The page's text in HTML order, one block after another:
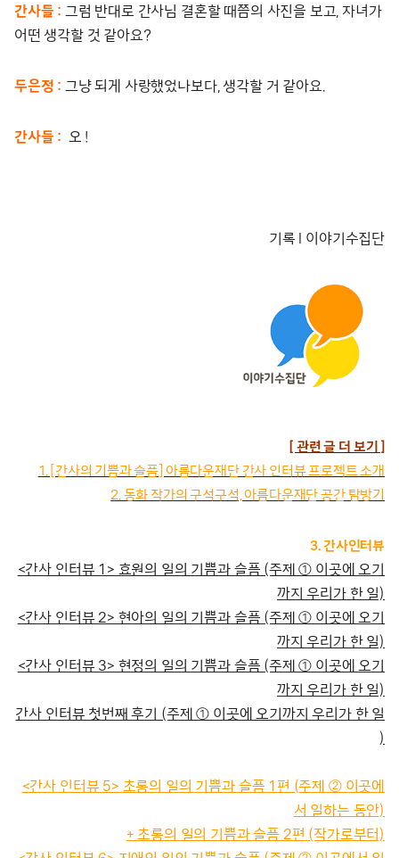
간사들 : 그럼 반대로 간사님 결혼할 때쯤의 사진을 보고, 자녀가
어떤 생각할 것 같아요?
두은정 : 그냥 되게 사랑했었나보다, 생각할 거 같아요.
간사들 : 오 !
기록 l 이야기수집단
[ 관련 글 더 보기 ]
1. [간사의 기쁨과 슬픔] 아름다운재단 간사 인터뷰 프로젝트 소개
2. 동화 작가의 구석구석, 아름다운재단 공간 탐방기
3. 간사인터뷰
<간사 인터뷰 1> 효원의 일의 기쁨과 슬픔 (주제 ① 이곳에 오기
까지 우리가 한 일)
<간사 인터뷰 2> 현아의 일의 기쁨과 슬픔 (주제 ① 이곳에 오기
까지 우리가 한 일)
<간사 인터뷰 3> 현정의 일의 기쁨과 슬픔 (주제 ① 이곳에 오기
까지 우리가 한 일)
간사 인터뷰 첫번째 후기 (주제 ① 이곳에 오기까지 우리가 한 일
)
<간사 인터뷰 5> 초롱의 일의 기쁨과 슬픔 1편 (주제 ② 이곳에
서 일하는 동안)
+ 초롱의 일의 기쁨과 슬픔 2편 (작가로부터)